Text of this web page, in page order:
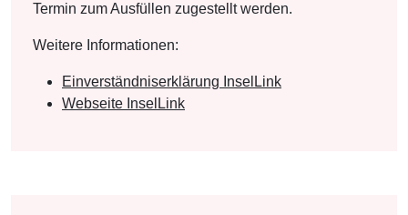
Termin zum Ausfüllen zugestellt werden.
Weitere Informationen:
Einverständniserklärung InselLink
Webseite InselLink